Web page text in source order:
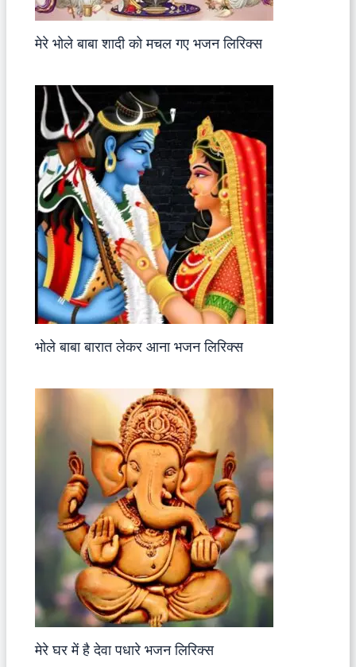
मेरे भोले बाबा शादी को मचल गए भजन लिरिक्स
भोले बाबा बारात लेकर आना भजन लिरिक्स
मेरे घर में है देवा पधारे भजन लिरिक्स